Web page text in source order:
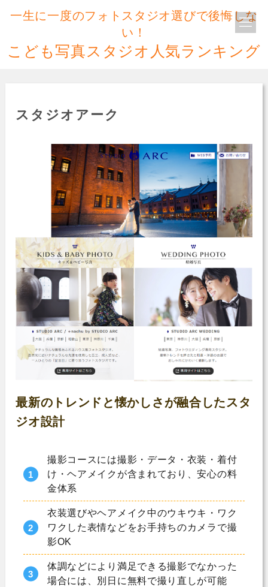
一生に一度のフォトスタジオ選びで後悔しな
い！
こども写真スタジオ人気ランキング
スタジオアーク
最新のトレンドと懐かしさが融合したスタ
ジオ設計
撮影コースには撮影・データ・衣装・着付
け・ヘアメイクが含まれており、安心の料
金体系
衣装選びやヘアメイク中のウキウキ・ワク
ワクした表情などをお手持ちのカメラで撮
影OK
体調などにより満足できる撮影でなかった
場合には、別日に無料で撮り直しが可能